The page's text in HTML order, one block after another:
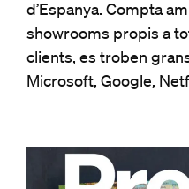
d’Espanya. Compta
showrooms propis a
clients, es troben
Microsoft, Google,